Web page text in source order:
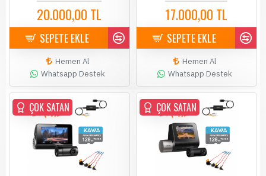
20.000,00 TL
SEPETE EKLE
Hemen Al
Whatsapp Destek
17.000,00 TL
SEPETE EKLE
Hemen Al
Whatsapp Destek
ÇOK SATAN ÇOK SATAN